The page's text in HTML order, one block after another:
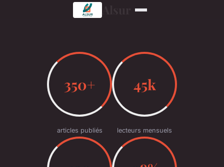
350+
articles publiés
45k
lecteurs mensuels